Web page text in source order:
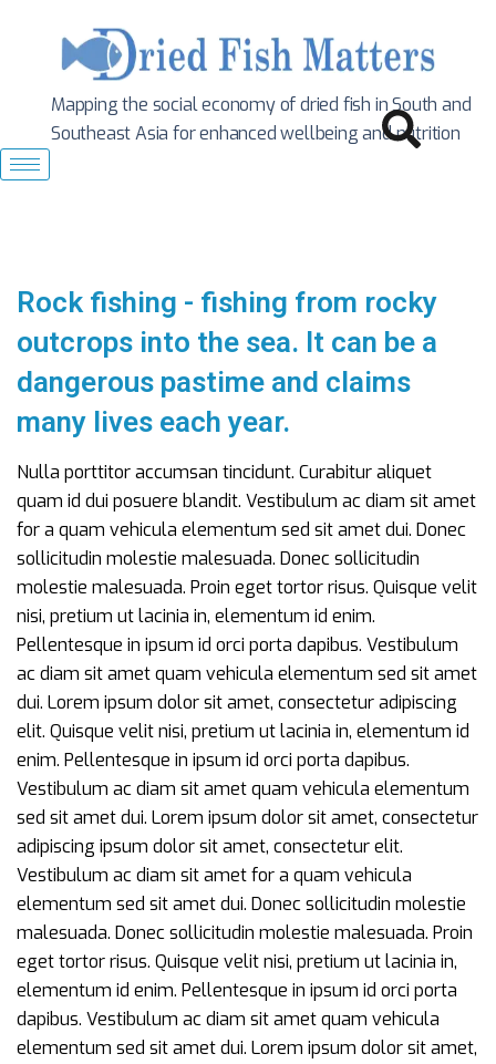
Mapping the social economy of dried fish in South and
Southeast Asia for enhanced wellbeing and nutrition
Rock fishing - fishing from rocky
outcrops into the sea. It can be a
dangerous pastime and claims
many lives each year.
Nulla porttitor accumsan tincidunt. Curabitur aliquet
quam id dui posuere blandit. Vestibulum ac diam sit amet
for a quam vehicula elementum sed sit amet dui. Donec
sollicitudin molestie malesuada. Donec sollicitudin
molestie malesuada. Proin eget tortor risus. Quisque velit
nisi, pretium ut lacinia in, elementum id enim.
Pellentesque in ipsum id orci porta dapibus. Vestibulum
ac diam sit amet quam vehicula elementum sed sit amet
dui. Lorem ipsum dolor sit amet, consectetur adipiscing
elit. Quisque velit nisi, pretium ut lacinia in, elementum id
enim. Pellentesque in ipsum id orci porta dapibus.
Vestibulum ac diam sit amet quam vehicula elementum
sed sit amet dui. Lorem ipsum dolor sit amet, consectetur
adipiscing ipsum dolor sit amet, consectetur elit.
Vestibulum ac diam sit amet for a quam vehicula
elementum sed sit amet dui. Donec sollicitudin molestie
malesuada. Donec sollicitudin molestie malesuada. Proin
eget tortor risus. Quisque velit nisi, pretium ut lacinia in,
elementum id enim. Pellentesque in ipsum id orci porta
dapibus. Vestibulum ac diam sit amet quam vehicula
elementum sed sit amet dui. Lorem ipsum dolor sit amet,